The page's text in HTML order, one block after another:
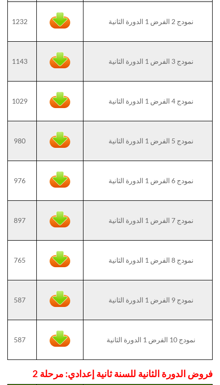
نمودج 2 الفرض 1 الدورة الثانية 1232
نمودج 3 الفرض 1 الدورة الثانية 1143
نمودج 4 الفرض 1 الدورة الثانية 1029
نمودج 5 الفرض 1 الدورة الثانية 980
نمودج 6 الفرض 1 الدورة الثانية 976
نمودج 7 الفرض 1 الدورة الثانية 897
نمودج 8 الفرض 1 الدورة الثانية 765
نمودج 9 الفرض 1 الدورة الثانية 587
نمودج 10 الفرض 1 الدورة الثانية 587
فروض الدورة الثانية للسنة ثانية إعدادي: مرحلة 2